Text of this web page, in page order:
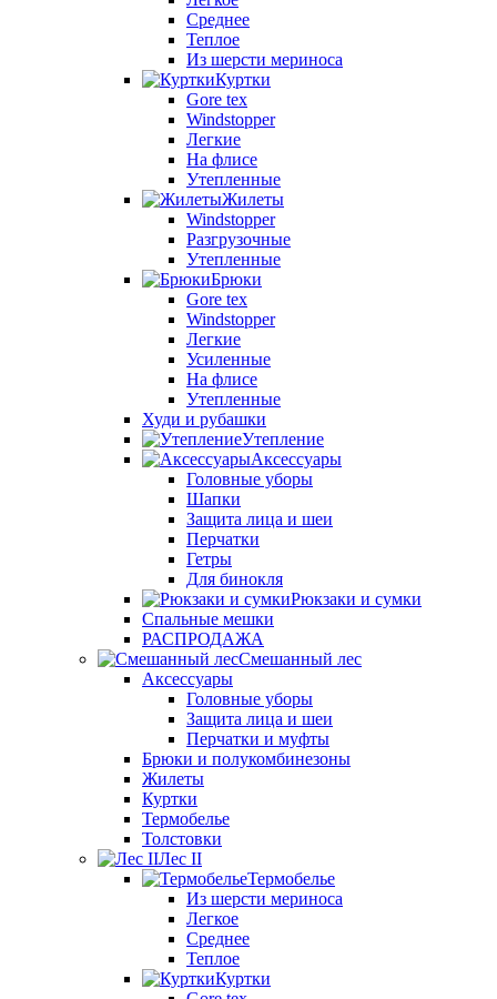
Среднее
Теплое
Из шерсти мериноса
Куртки
Gore tex
Windstopper
Легкие
На флисе
Утепленные
Жилеты
Windstopper
Разгрузочные
Утепленные
Брюки
Gore tex
Windstopper
Легкие
Усиленные
На флисе
Утепленные
Худи и рубашки
Утепление
Аксессуары
Головные уборы
Шапки
Защита лица и шеи
Перчатки
Гетры
Для бинокля
Рюкзаки и сумки
Спальные мешки
РАСПРОДАЖА
Смешанный лес
Аксессуары
Головные уборы
Защита лица и шеи
Перчатки и муфты
Брюки и полукомбинезоны
Жилеты
Куртки
Термобелье
Толстовки
Лес II
Термобелье
Из шерсти мериноса
Легкое
Среднее
Теплое
Куртки